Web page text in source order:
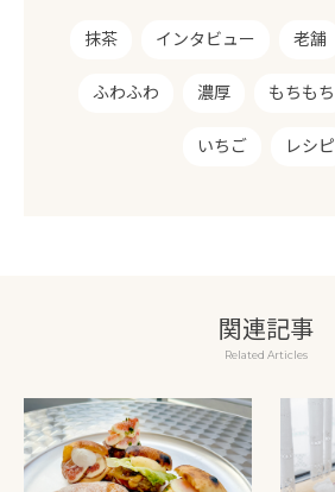
抹茶 インタビュー 老舗
ふわふわ 濃厚 もちもち
いちご レシピ
関連記事
Related Articles